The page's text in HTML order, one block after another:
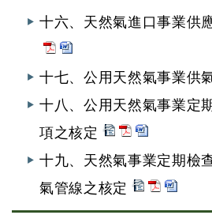
十六、天然氣進口事業供
十七、公用天然氣事業供
十八、公用天然氣事業定
項之核定
十九、天然氣事業定期檢
氣管線之核定